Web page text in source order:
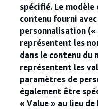
spécifié. Le
contenu fourni
personnalisation («
représentent les
dans le contenu du
représentent les
paramètres de
également être
« Value » au lieu